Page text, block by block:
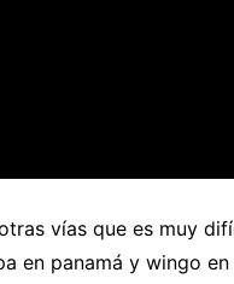
vías que es muy
en panamá y wingo en